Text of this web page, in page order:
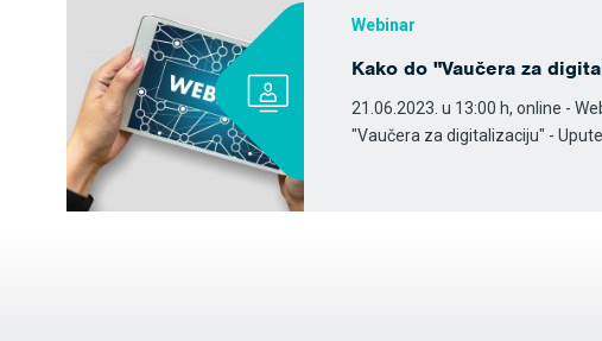
Webinar
Kako do "Vaučera za
21.06.2023. u 13:00 h, online -
"Vaučera za digitalizaciju" -